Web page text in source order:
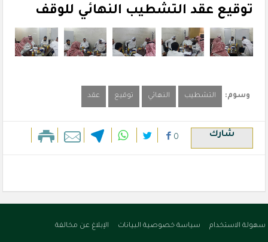
توقيع عقد التشطيب النهائي للوقف
وسوم: التشطيب النهائي توقيع عقد
شارك 0
سهولة الاستخدام سياسة خصوصية البيانات الإبلاغ عن مخالفة